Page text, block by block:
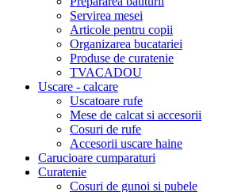
Servirea mesei
Articole pentru copii
Organizarea bucatariei
Produse de curatenie
TVACADOU
Uscare - calcare
Uscatoare rufe
Mese de calcat si accesorii
Cosuri de rufe
Accesorii uscare haine
Carucioare cumparaturi
Curatenie
Cosuri de gunoi si pubele